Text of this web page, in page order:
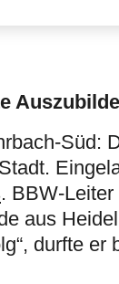
Süd:
. BBW-
aus
durfte